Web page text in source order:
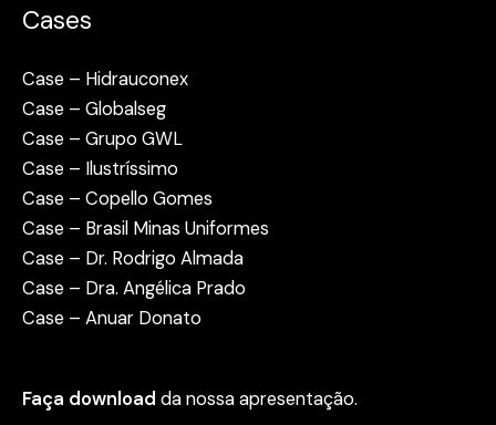
Cases
Case – Hidrauconex
Case – Globalseg
Case – Grupo GWL
Case – Ilustríssimo
Case – Copello Gomes
Case – Brasil Minas Uniformes
Case – Dr. Rodrigo Almada
Case – Dra. Angélica Prado
Case – Anuar Donato
Faça download da nossa apresentação.